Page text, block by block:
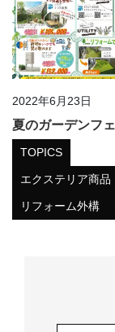
2022年6月23日
夏のガーデンフ
TOPICS
エクステリア商品
リフォーム外構